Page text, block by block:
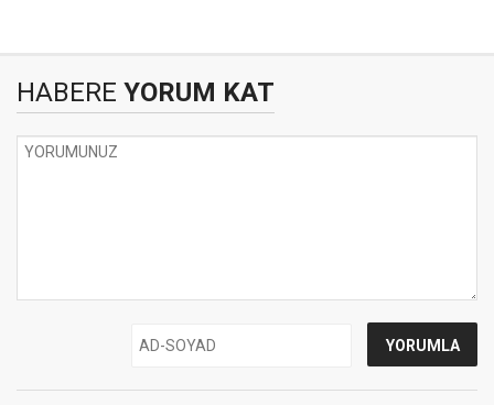
HABERE YORUM KAT